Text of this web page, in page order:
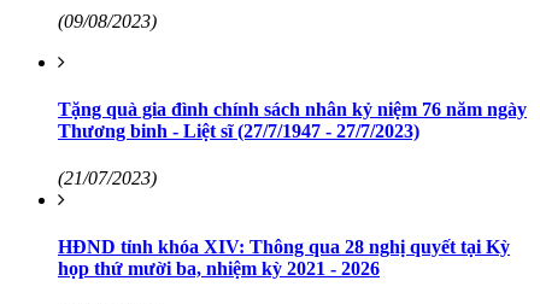
(09/08/2023)
Tặng quà gia đình chính sách nhân kỷ niệm 76 năm ngày
Thương binh - Liệt sĩ (27/7/1947 - 27/7/2023)
(21/07/2023)
HĐND tỉnh khóa XIV: Thông qua 28 nghị quyết tại Kỳ
họp thứ mười ba, nhiệm kỳ 2021 - 2026